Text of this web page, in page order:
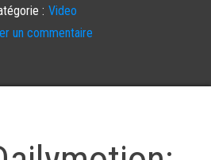
: Video
un commentaire